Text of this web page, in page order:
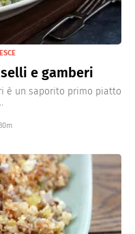
e gamberi
è un saporito primo piatto